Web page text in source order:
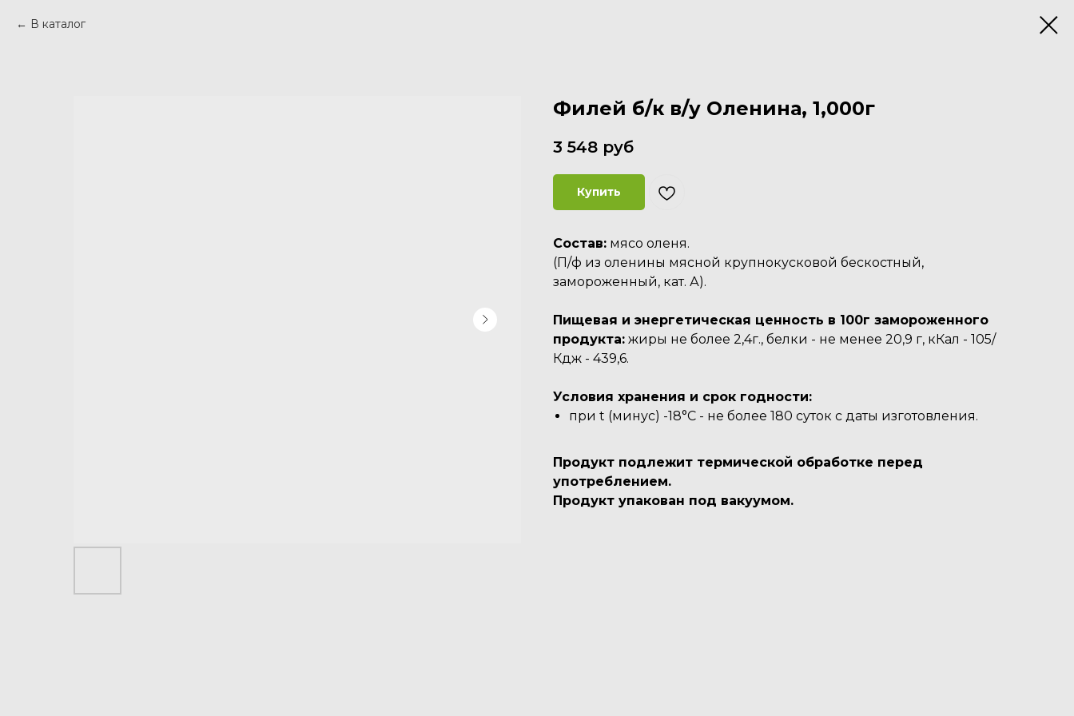
В каталог
Филей б/к в/у Оленина, 1,000г
3 548 руб
Купить
Состав: мясо оленя.
(П/ф из оленины мясной крупнокусковой бескостный,
замороженный, кат. А).
Пищевая и энергетическая ценность в 100г замороженного
продукта: жиры не более 2,4г., белки - не менее 20,9 г, кКал - 105/
Кдж - 439,6.
Условия хранения и срок годности:
при t (минус) -18°C - не более 180 суток с даты изготовления.
Продукт подлежит термической обработке перед
употреблением.
Продукт упакован под вакуумом.